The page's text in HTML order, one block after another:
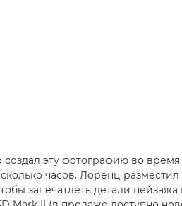
эту фотографию во
часов. Лоренц разместил
запечатлеть детали пейзажа